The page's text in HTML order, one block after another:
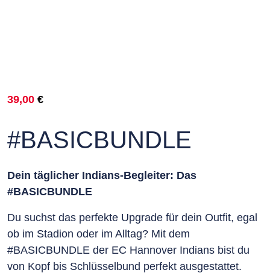
39,00 €
#BASICBUNDLE
Dein täglicher Indians-Begleiter: Das
#BASICBUNDLE
Du suchst das perfekte Upgrade für dein Outfit, egal
ob im Stadion oder im Alltag? Mit dem
#BASICBUNDLE der EC Hannover Indians bist du
von Kopf bis Schlüsselbund perfekt ausgestattet.